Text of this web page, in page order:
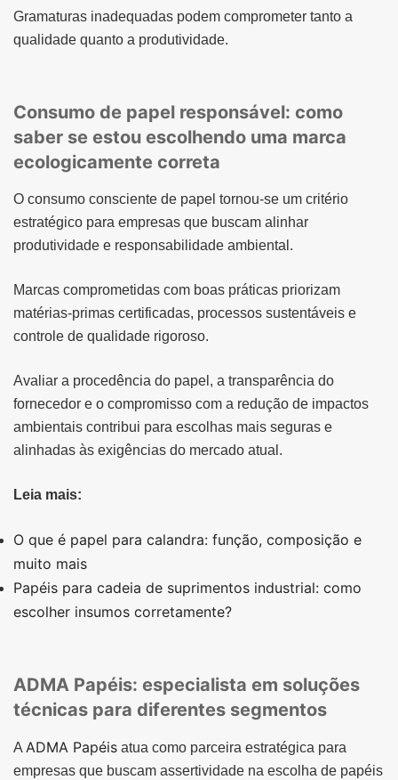
Gramaturas inadequadas podem comprometer tanto a
qualidade quanto a produtividade.
Consumo de papel responsável: como
saber se estou escolhendo uma marca
ecologicamente correta
O consumo consciente de papel tornou-se um critério
estratégico para empresas que buscam alinhar
produtividade e responsabilidade ambiental.
Marcas comprometidas com boas práticas priorizam
matérias-primas certificadas, processos sustentáveis e
controle de qualidade rigoroso.
Avaliar a procedência do papel, a transparência do
fornecedor e o compromisso com a redução de impactos
ambientais contribui para escolhas mais seguras e
alinhadas às exigências do mercado atual.
Leia mais:
O que é papel para calandra: função, composição e
muito mais
Papéis para cadeia de suprimentos industrial: como
escolher insumos corretamente?
ADMA Papéis: especialista em soluções
técnicas para diferentes segmentos
A ADMA Papéis atua como parceira estratégica para
empresas que buscam assertividade na escolha de papéis